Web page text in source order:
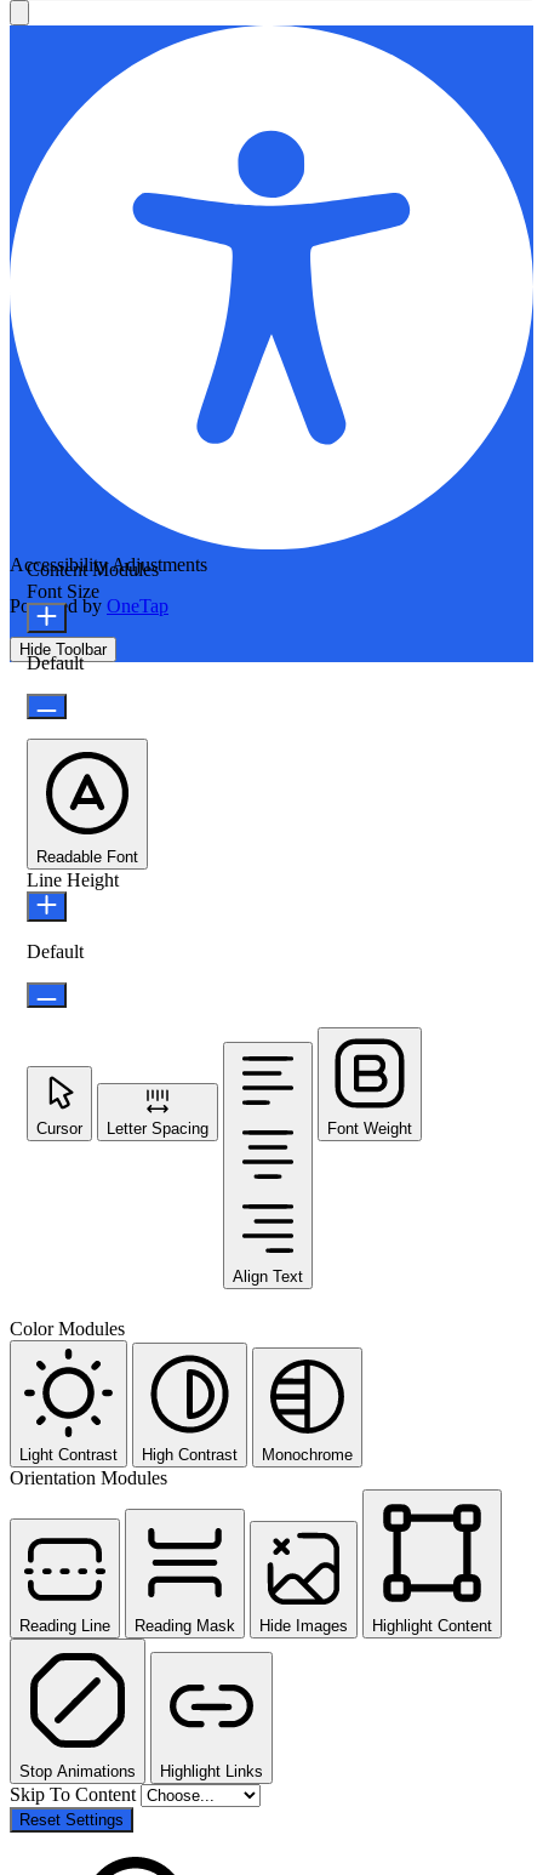
Accessibility Adjustments
Powered by OneTap
Hide Toolbar
Content Modules
Font Size
Default
Readable Font
Line Height
Default
Cursor Letter Spacing
Align Text
Font Weight
Color Modules
Light Contrast High Contrast Monochrome
Orientation Modules
Reading Line Reading Mask Hide Images Highlight Content
Stop Animations Highlight Links
Skip To Content
Reset Settings